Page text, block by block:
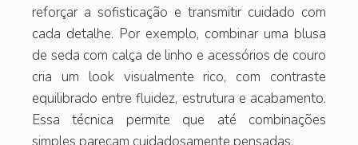
reforçar a sofisticação e transmitir cuidado com
cada detalhe. Por exemplo, combinar uma blusa
de seda com calça de linho e acessórios de couro
cria um look visualmente rico, com contraste
equilibrado entre fluidez, estrutura e acabamento.
Essa técnica permite que até combinações
simples pareçam cuidadosamente pensadas.